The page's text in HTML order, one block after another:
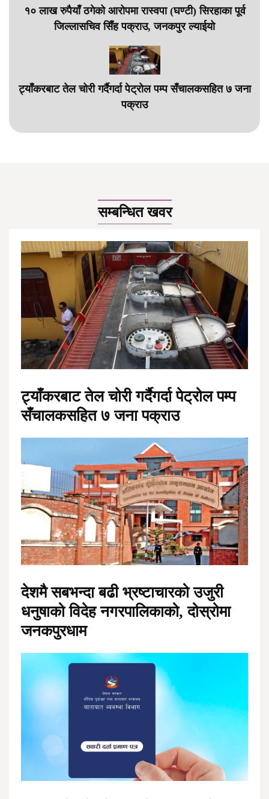
१० लाख रुपैयाँ ठगेको आरोपमा रास्वपा (घण्टी) सिरहाका पूर्व
जिल्लासचिव सिँह पक्राउ, जनकपुर ल्याईयो
ट्याँकरबाट तेल चोरी गर्दैगर्दा पेट्रोल पम्प सँचालकसहित ७ जना
पक्राउ
सम्बन्धित खवर
ट्याँकरबाट तेल चोरी गर्दैगर्दा पेट्रोल पम्प
सँचालकसहित ७ जना पक्राउ
देशमै सबभन्दा बढी भ्रष्टाचारको उजुरी
धनुषाको विदेह नगरपालिकाको, दोस्रोमा
जनकपुरधाम